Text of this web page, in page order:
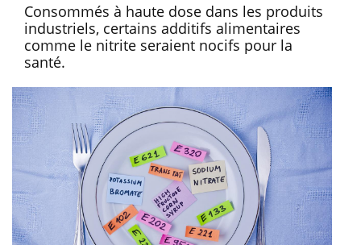
Consommés à haute dose dans les produits
industriels, certains additifs alimentaires
comme le nitrite seraient nocifs pour la
santé.